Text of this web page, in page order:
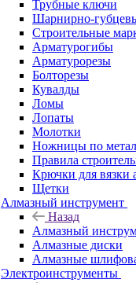
Трубные ключи
Шарнирно-
Строительные
Арматурогибы
Арматурорезы
Болторезы
Кувалды
Ломы
Лопаты
Молотки
Ножницы по
Правила
Крючки для вязки
Щетки
Алмазный инструмент
Назад
Алмазный
Алмазные диски
Алмазные
Электроинструменты